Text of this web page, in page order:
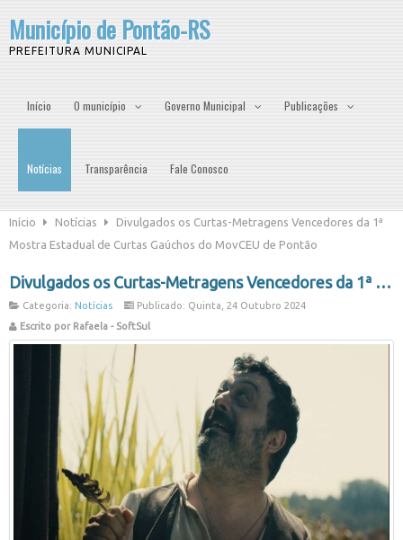
Município de Pontão-RS
PREFEITURA MUNICIPAL
Início O município Governo Municipal Publicações
Notícias Transparência Fale Conosco
Início Notícias
Divulgados os Curtas-Metragens Vencedores da 1ª
Mostra Estadual de Curtas Gaúchos do MovCEU de Pontão
Divulgados os Curtas-Metragens Vencedores da 1ª Mostra Estadual de Curtas Gaúchos do MovCEU de Pontão
Categoria: Notícias
Publicado: Quinta, 24 Outubro 2024
Escrito por Rafaela - SoftSul